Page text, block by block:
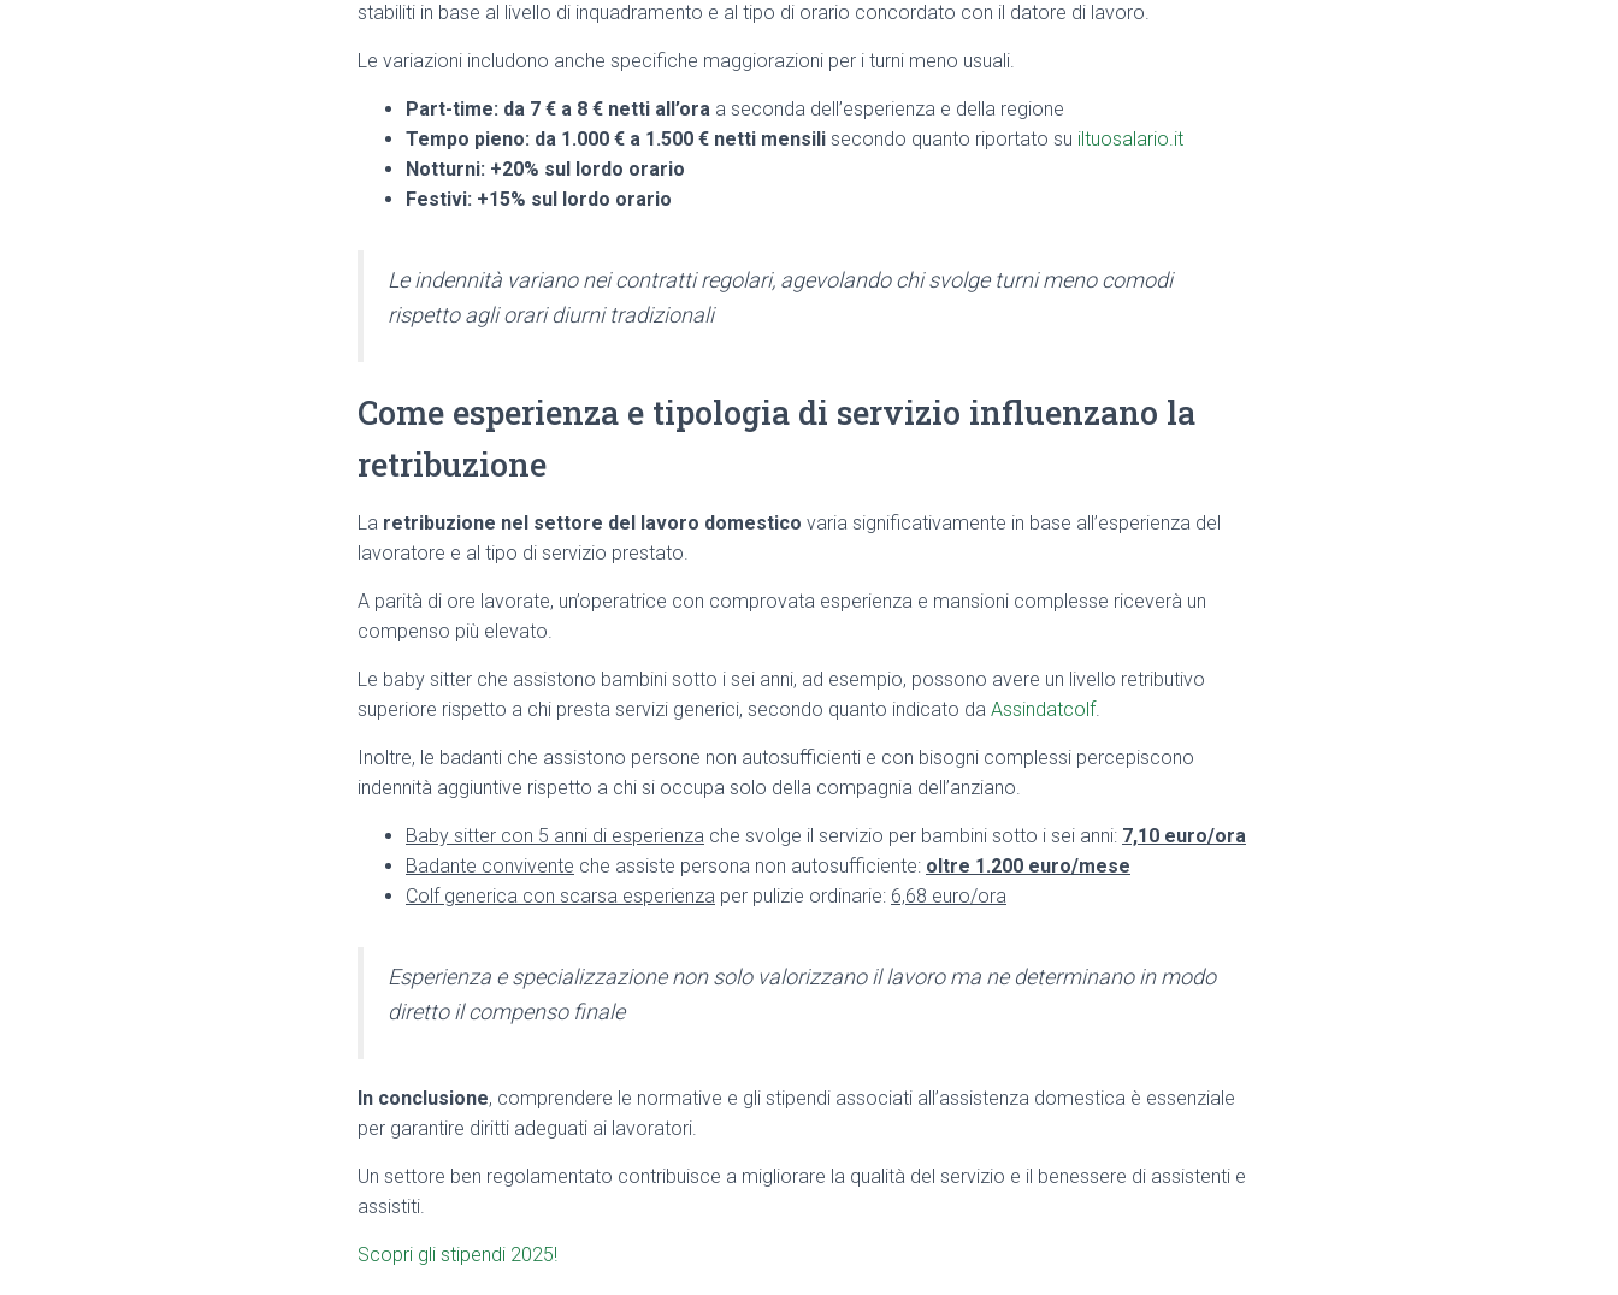
stabiliti in base al livello di inquadramento e al tipo di orario concordato con il datore di lavoro.
Le variazioni includono anche specifiche maggiorazioni per i turni meno usuali.
Part-time: da 7 € a 8 € netti all’ora a seconda dell’esperienza e della regione
Tempo pieno: da 1.000 € a 1.500 € netti mensili secondo quanto riportato su iltuosalario.it
Notturni: +20% sul lordo orario
Festivi: +15% sul lordo orario
Le indennità variano nei contratti regolari, agevolando chi svolge turni meno comodi
rispetto agli orari diurni tradizionali
Come esperienza e tipologia di servizio influenzano la
retribuzione
La retribuzione nel settore del lavoro domestico varia significativamente in base all’esperienza del
lavoratore e al tipo di servizio prestato.
A parità di ore lavorate, un’operatrice con comprovata esperienza e mansioni complesse riceverà un
compenso più elevato.
Le baby sitter che assistono bambini sotto i sei anni, ad esempio, possono avere un livello retributivo
superiore rispetto a chi presta servizi generici, secondo quanto indicato da Assindatcolf.
Inoltre, le badanti che assistono persone non autosufficienti e con bisogni complessi percepiscono
indennità aggiuntive rispetto a chi si occupa solo della compagnia dell’anziano.
Baby sitter con 5 anni di esperienza che svolge il servizio per bambini sotto i sei anni: 7,10 euro/ora
Badante convivente che assiste persona non autosufficiente: oltre 1.200 euro/mese
Colf generica con scarsa esperienza per pulizie ordinarie: 6,68 euro/ora
Esperienza e specializzazione non solo valorizzano il lavoro ma ne determinano in modo
diretto il compenso finale
In conclusione, comprendere le normative e gli stipendi associati all’assistenza domestica è essenziale
per garantire diritti adeguati ai lavoratori.
Un settore ben regolamentato contribuisce a migliorare la qualità del servizio e il benessere di assistenti e
assistiti.
Scopri gli stipendi 2025!